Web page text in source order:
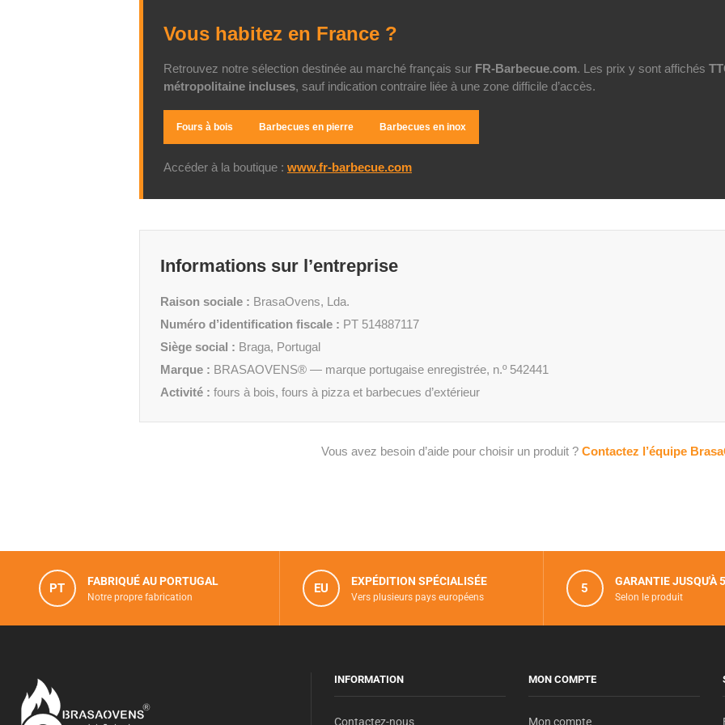
Vous habitez en France ?
Retrouvez notre sélection destinée au marché français sur FR-Barbecue.com. Les prix y sont affichés
métropolitaine incluses, sauf indication contraire liée à une zone difficile d’accès.
Fours à bois Barbecues en pierre Barbecues en inox
Accéder à la boutique : www.fr-barbecue.com
Informations sur l’entreprise
Raison sociale : BrasaOvens, Lda.
Numéro d’identification fiscale : PT 514887117
Siège social : Braga, Portugal
Marque : BRASAOVENS® — marque portugaise enregistrée, n.º 542441
Activité : fours à bois, fours à pizza et barbecues d’extérieur
Vous avez besoin d’aide pour choisir un produit ? Contactez l’équipe
PT FABRIQUÉ AU PORTUGAL
Notre propre fabrication
EU EXPÉDITION SPÉCIALISÉE
Vers plusieurs pays européens
5 GARANTIE JUSQU'À
Selon le produit
INFORMATION
Contactez-nous
MON COMPTE
Mon compte